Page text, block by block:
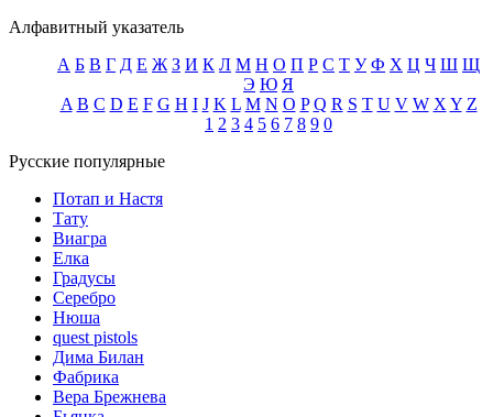
Алфавитный указатель
А Б В Г Д Е Ж З И К Л М Н О П Р С Т У Ф Х Ц Ч Ш Щ
Э Ю Я
A B C D E F G H I J K L M N O P Q R S T U V W X Y Z
1 2 3 4 5 6 7 8 9 0
Русские популярные
Потап и Настя
Тату
Виагра
Елка
Градусы
Серебро
Нюша
quest pistols
Дима Билан
Фабрика
Вера Брежнева